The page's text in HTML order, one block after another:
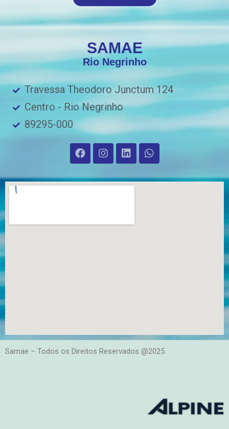
SAMAE
Rio Negrinho
Travessa Theodoro Junctum 124
Centro - Rio Negrinho
89295-000
Samae – Todos os Direitos Reservados @2025